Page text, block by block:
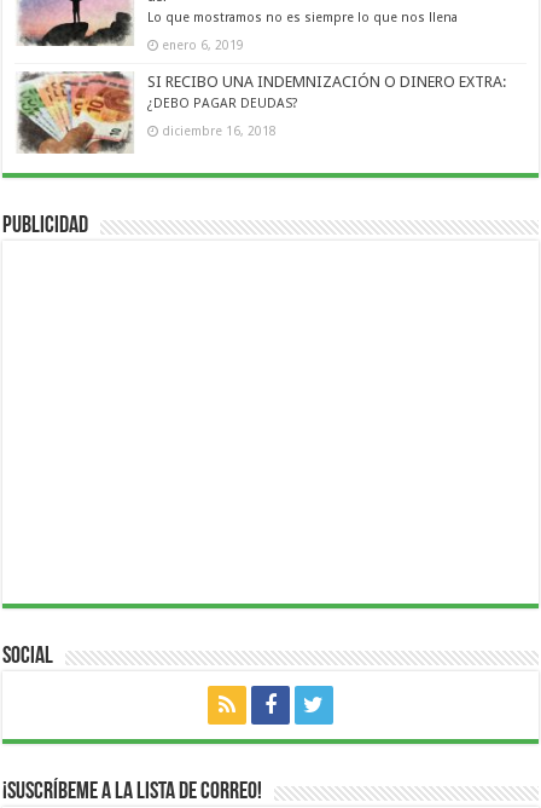
Lo que mostramos no es siempre lo que nos llena
enero 6, 2019
SI RECIBO UNA INDEMNIZACIÓN O DINERO EXTRA:
¿DEBO PAGAR DEUDAS?
diciembre 16, 2018
Publicidad
Social
¡Suscríbeme a la lista de correo!